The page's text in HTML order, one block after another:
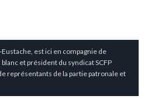
est ici en compagnie de
et président du syndicat SCFP
représentants de la partie patronale et